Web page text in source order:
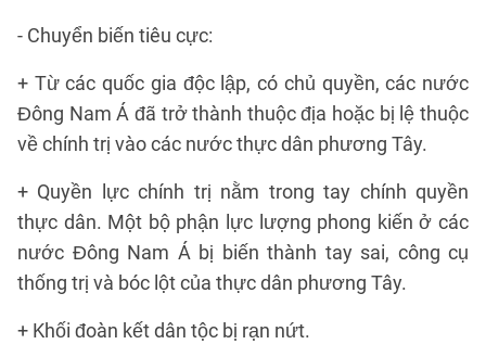
- Chuyển biến tiêu cực:
+ Từ các quốc gia độc lập, có chủ quyền, các nước
Đông Nam Á đã trở thành thuộc địa hoặc bị lệ thuộc
về chính trị vào các nước thực dân phương Tây.
+ Quyền lực chính trị nằm trong tay chính quyền
thực dân. Một bộ phận lực lượng phong kiến ở các
nước Đông Nam Á bị biến thành tay sai, công cụ
thống trị và bóc lột của thực dân phương Tây.
+ Khối đoàn kết dân tộc bị rạn nứt.